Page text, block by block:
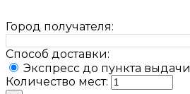
Город получателя:
Способ доставки:
Экспресс до пункта выдачи
Количество мест: